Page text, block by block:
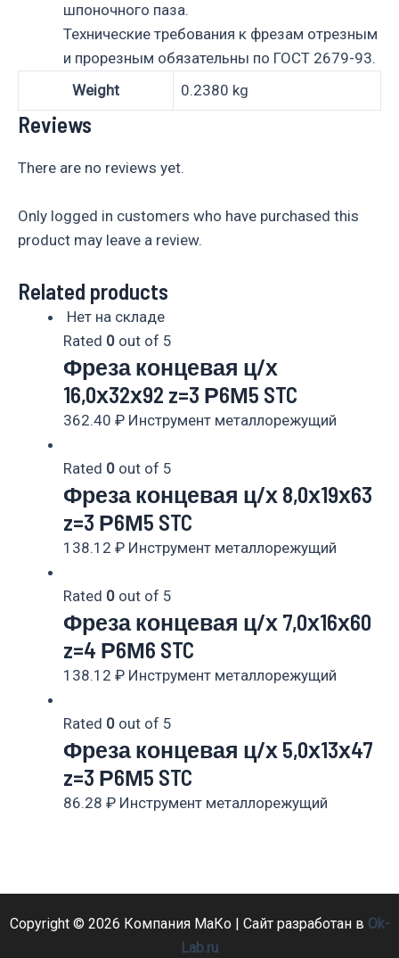
шпоночного паза.
Технические требования к фрезам отрезным
и прорезным обязательны по ГОСТ 2679-93.
Weight
0.2380 kg
Reviews
There are no reviews yet.
Only logged in customers who have purchased this
product may leave a review.
Related products
Нет на складе
Rated 0 out of 5
Фреза концевая ц/х
16,0х32х92 z=3 Р6М5 STC
362.40 ₽ Инструмент металлорежущий
Rated 0 out of 5
Фреза концевая ц/х 8,0х19х63
z=3 Р6М5 STC
138.12 ₽ Инструмент металлорежущий
Rated 0 out of 5
Фреза концевая ц/х 7,0х16х60
z=4 Р6М6 STC
138.12 ₽ Инструмент металлорежущий
Rated 0 out of 5
Фреза концевая ц/х 5,0х13х47
z=3 Р6М5 STC
86.28 ₽ Инструмент металлорежущий
Copyright © 2026 Компания МаКо | Сайт разработан в Ok-
Lab.ru